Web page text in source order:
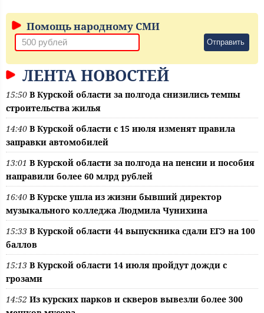
Помощь народному СМИ
Отправить
ЛЕНТА НОВОСТЕЙ
15:50 В Курской области за полгода снизились темпы
строительства жилья
14:40 В Курской области с 15 июля изменят правила
заправки автомобилей
13:01 В Курской области за полгода на пенсии и пособия
направили более 60 млрд рублей
16:40 В Курске ушла из жизни бывший директор
музыкального колледжа Людмила Чунихина
15:33 В Курской области 44 выпускника сдали ЕГЭ на 100
баллов
15:13 В Курской области 14 июля пройдут дожди с
грозами
14:52 Из курских парков и скверов вывезли более 300